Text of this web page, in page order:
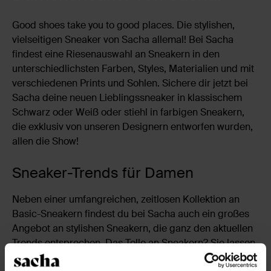
Good shoes take you to good places. Die stylishen,
vielseitigen Sneaker von Sacha allemal! Bei Sacha
findest eine Riesenauswahl an Sneakern in den
unterschiedlichsten Farben, Styles, Materialien und mit
verschiedenen Prints und Sohlen. Sichere dir jetzt bei
Sacha deine neuen Lieblingssneaker in klassischem
Schwarz oder Weiß oder stiehl in farbigen Sneakern,
die exklusiv von unseren Designern entworfen wurden,
allen die Show!
Sneaker-Trends für Damen
Neben einer umfangreichen, zeitlosen Kollektion an
Basic-Sneakern findest du bei Sacha auch ein großes
Angebot an stylishen Sneakern, die ganz den aktuellen
Trends entsprechen. Das Tolle an Sneakern? Sie lassen
sich endlos kombinieren! Die Auswahl für diese Saison